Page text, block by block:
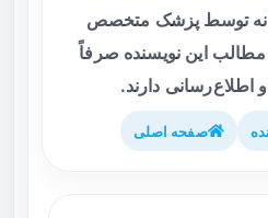
توسط پزشک متخصص
مطالب این نویسنده صرفاً
اطلاع‌رسانی دارند.
صفحه اصلی